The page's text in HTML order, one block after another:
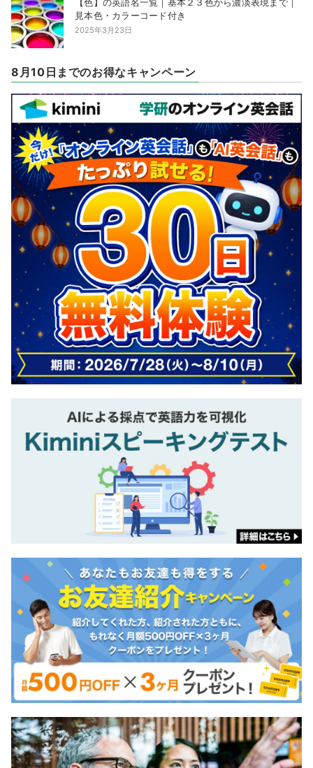
見本色・カラーコード付き
2025年3月23日
8月10日までのお得なキャンペーン